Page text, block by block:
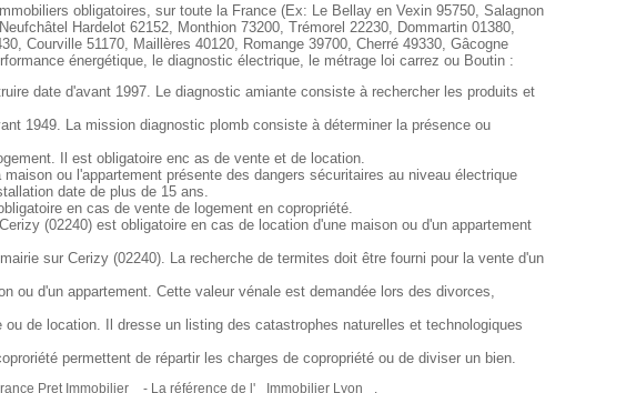
obligatoires, sur toute la France (Ex: Le Bellay en Vexin 95750, Salagnon
Hardelot 62152, Monthion 73200, Trémorel 22230, Dommartin 01380,
Courville 51170, Maillères 40120, Romange 39700, Cherré 49330, Gâcogne
énergétique, le diagnostic électrique, le métrage loi carrez ou Boutin :
date d'avant 1997. Le diagnostic amiante consiste à rechercher les produits et
1949. La mission diagnostic plomb consiste à déterminer la présence ou
Il est obligatoire enc as de vente et de location.
ou l'appartement présente des dangers sécuritaires au niveau électrique
date de plus de 15 ans.
en cas de vente de logement en copropriété.
(02240) est obligatoire en cas de location d'une maison ou d'un appartement
sur Cerizy (02240). La recherche de termites doit être fourni pour la vente d'un
d'un appartement. Cette valeur vénale est demandée lors des divorces,
de location. Il dresse un listing des catastrophes naturelles et technologiques
permettent de répartir les charges de copropriété ou de diviser un bien.
Pret Immobilier - La référence de l' Immobilier Lyon .